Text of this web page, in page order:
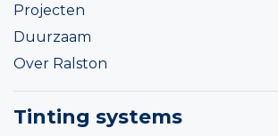
Projecten
Duurzaam
Over Ralston
Tinting systems